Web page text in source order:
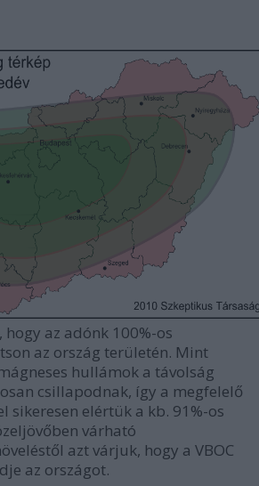
hogy az adónk 100%-os
az ország területén. Mint
hullámok a távolság
csillapodnak, így a megfelelő
sikeresen elértük a kb. 91%-os
várható
azt várjuk, hogy a VBOC
az országot.